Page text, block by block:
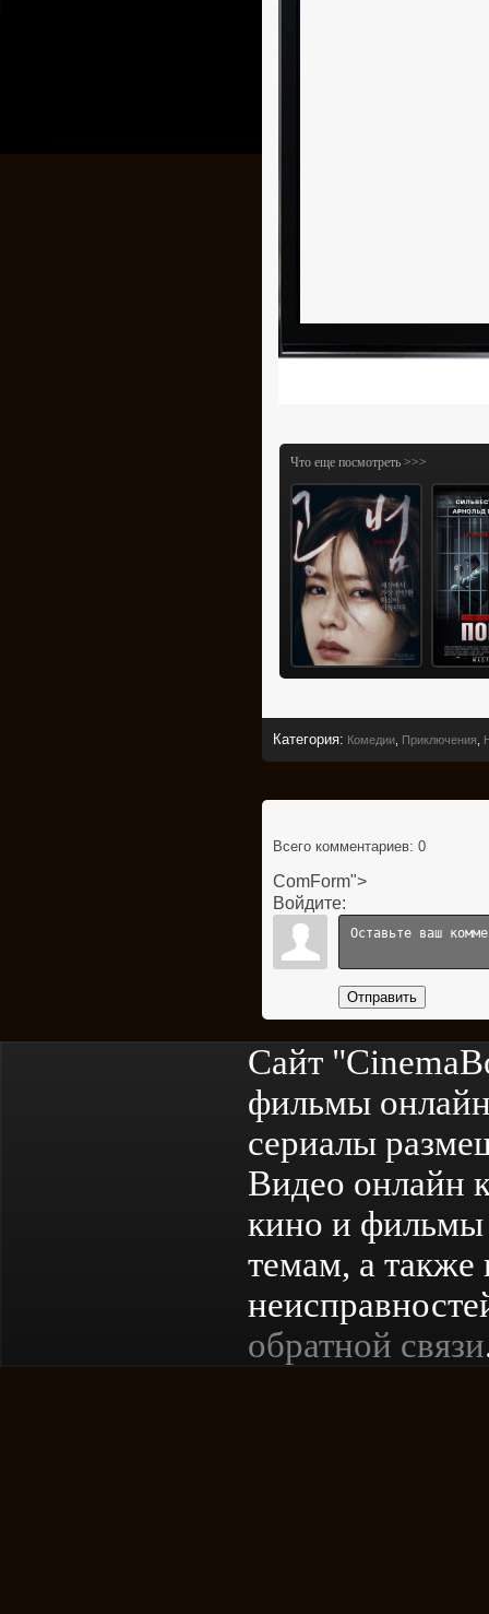
Что еще посмотреть >>>
Категория: Комедии Приключения
Всего комментариев: 0
ComForm">
Войдите:
Отправить
Сайт
фильмы
сериалы
Видео онлайн
кино и
темам, а
обратной связи